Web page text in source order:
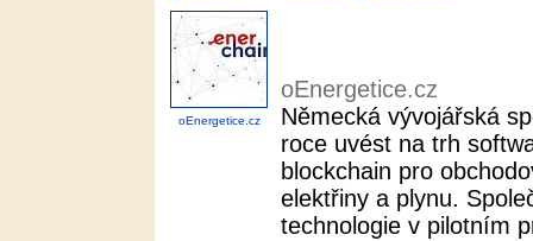
oEnergetice.cz
oEnergetice.cz
Německá vývojářská
roce uvést na trh
blockchain pro
elektřiny a plynu.
technologie v pilotním